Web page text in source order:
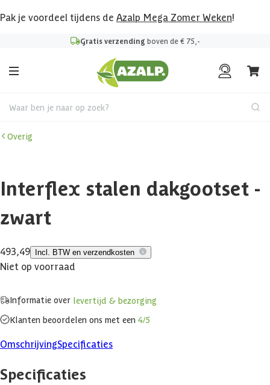
Pak je voordeel tijdens de Azalp Mega Zomer Weken!
Gratis verzending boven de € 75,-
Waar ben je naar op zoek?
Overig
Interflex stalen dakgootset -
zwart
493,49 Incl. BTW en verzendkosten
Niet op voorraad
Informatie over levertijd & bezorging
Klanten beoordelen ons met een 4/5
OmschrijvingSpecificaties
Specificaties